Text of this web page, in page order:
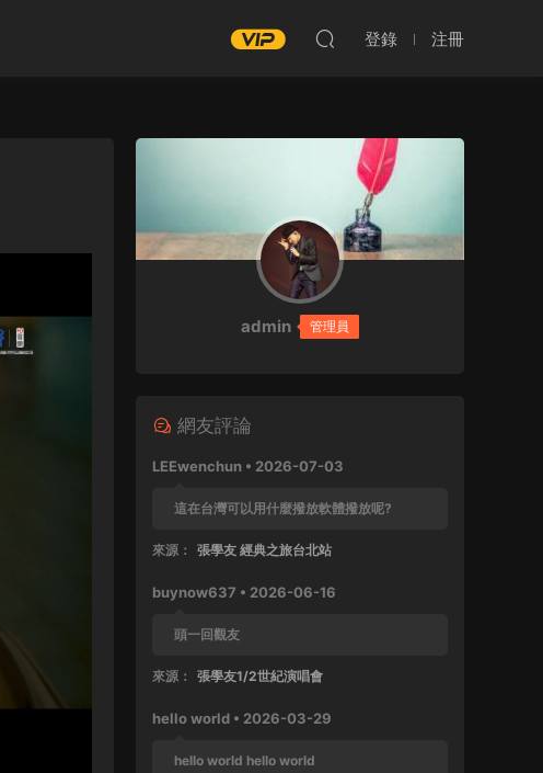
登錄 注冊
admin 管理員
網友評論
LEEwenchun • 2026-07-03
這在台灣可以用什麼撥放軟體撥放呢?
來源： 張學友 經典之旅台北站
buynow637 • 2026-06-16
頭一回觀友
來源： 張學友1/2世紀演唱會
hello world • 2026-03-29
hello world hello world